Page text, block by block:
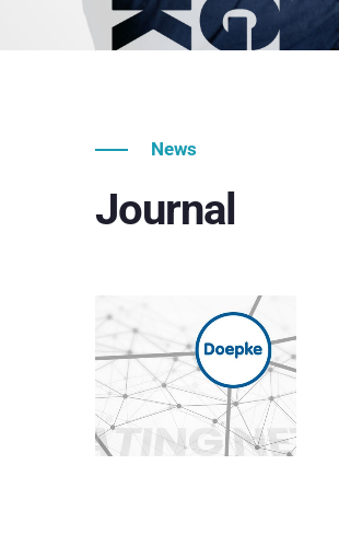
News
Journal